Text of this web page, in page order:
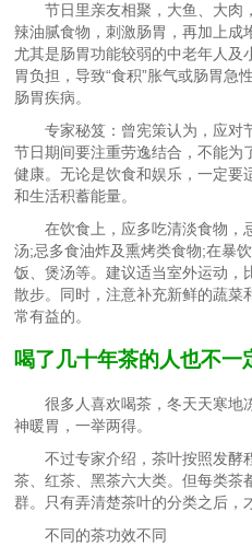
节日里亲友相聚，大鱼、大肉
辣油腻食物，刺激肠胃，再加上成
尤其是肠胃功能较弱的中老年人及
胃负担，导致“食积”胀气或肠胃急
肠胃疾病。
专家秘笈：曾宪策认为，应对节
节日期间要注重劳逸结合，不能为
健康。无论是饮食和娱乐，一定要
和生活积蓄能量。
在饮食上，应多吃清淡食物，
汤;忌多食油炸及熏烤类食物;在暴
饭、煲汤等。建议适当室外运动，
散步。同时，注意补充新鲜的蔬菜
常有益的。
喝了几十年茶的人也不一
很多人喜欢喝茶，冬天天寒地
神暖胃，一举两得。
不过专家介绍，茶叶按照发酵
茶、红茶、黑茶六大类。但每类茶
群。只有弄清楚茶叶的分类之后
不同的茶功效不同